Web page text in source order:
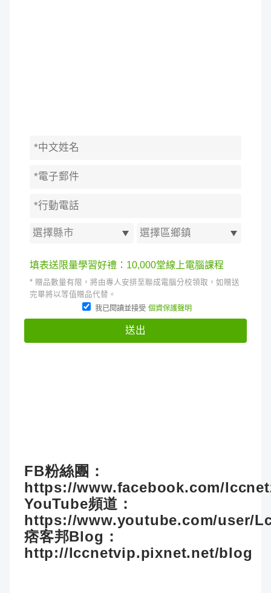
FB粉絲團：
https://www.facebook.com/
YouTube頻道：
https://www.youtube.com/user/
痞客邦Blog：
http://lccnetvip.pixnet.net/blog